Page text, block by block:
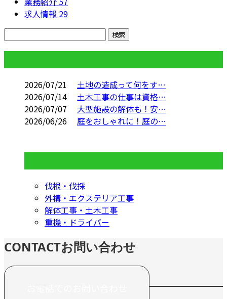
求人情報 29
2026/07/21
土地の造成って何をす…
2026/07/14
土木工事の仕事は資格…
2026/07/07
大型施設の解体も！安…
2026/06/26
庭をおしゃれに！庭の…
伐根・伐採
外構・エクステリア工事
解体工事・土木工事
重機・ドライバー
CONTACTお問い合わせ